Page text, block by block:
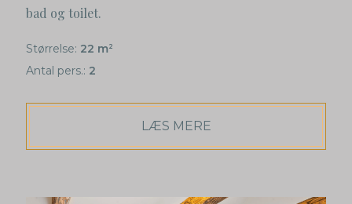
bad og toilet.
LÆS MERE
Størrelse: 22 m2
Antal pers.: 2